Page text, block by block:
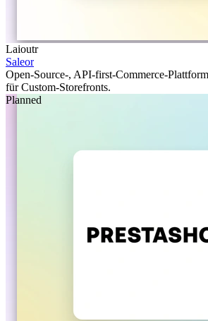
Laioutr
Saleor
Open-Source-, API-first-Commerce-
für Custom-Storefronts.
Planned